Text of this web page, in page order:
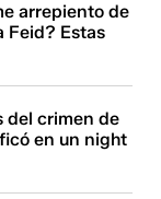
arrepiento de
Feid? Estas
del crimen de
en un night